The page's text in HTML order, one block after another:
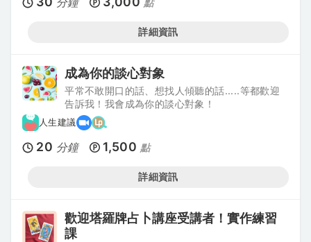
分鐘 點
詳細資訊
成為你的談心對象
平常不敢開口的話、想找人傾聽的話.....等都歡迎
告訴我！我會成為你的談心對象！
人生建議
20 分鐘 1,500 點
詳細資訊
歡迎塔羅牌占卜講座受講者！實作練習
課